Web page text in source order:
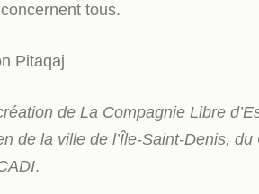
tous.
Pitaqaj
de La Compagnie Libre
de la ville de l’Île-Saint-Denis,
.